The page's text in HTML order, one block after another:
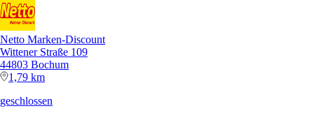
Netto Marken-Discount
Wittener Straße 109
44803 Bochum
1,79 km
geschlossen